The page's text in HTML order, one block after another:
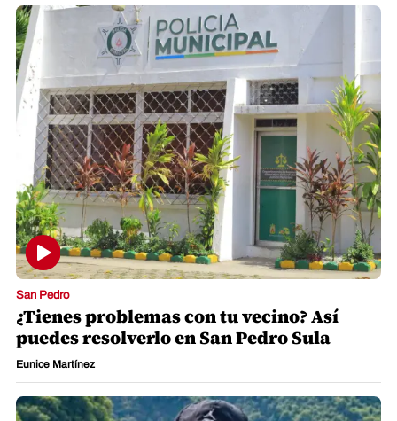
San Pedro
¿Tienes problemas con tu vecino? Así
puedes resolverlo en San Pedro Sula
Eunice Martínez